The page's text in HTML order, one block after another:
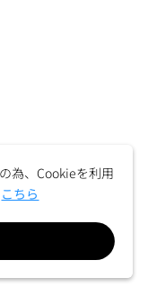
為、Cookieを利用
こちら